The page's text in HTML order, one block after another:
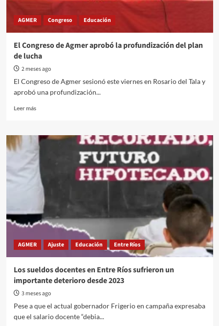
AGMER Congreso Educación
El Congreso de Agmer aprobó la profundización del plan
de lucha
2 meses ago
El Congreso de Agmer sesionó este viernes en Rosario del Tala y
aprobó una profundización...
Leer másRead
El
Congreso
Agmer
aprobó
profundización
plan
de
lucha
AGMER Ajuste Educación Entre Ríos
Los sueldos docentes en Entre Ríos sufrieron un
importante deterioro desde 2023
3 meses ago
Pese a que el actual gobernador Frigerio en campaña expresaba
que el salario docente “debia...